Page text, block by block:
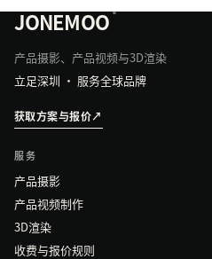
JONEMOO ®
产品摄影、产品视频与3D渲染
立足深圳 · 服务全球品牌
获取方案与报价↗
服务
产品摄影
产品视频制作
3D渲染
收费与报价规则